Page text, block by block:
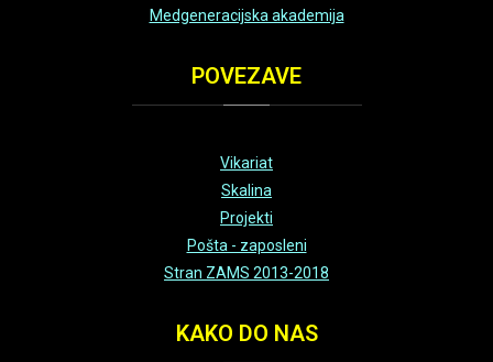
Medgeneracijska akademija
POVEZAVE
Vikariat
Skalina
Projekti
Pošta - zaposleni
Stran ZAMS 2013-2018
KAKO DO NAS